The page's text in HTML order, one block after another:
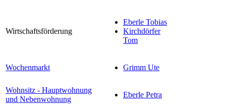
Wirtschaftsförderung
Eberle Tobias
Kirchdörfer
Tom
Wochenmarkt Grimm Ute
Wohnsitz - Hauptwohnung
und Nebenwohnung
Eberle Petra